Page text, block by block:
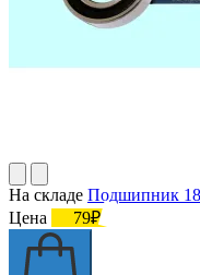
На складе Подшипник
Цена
79₽